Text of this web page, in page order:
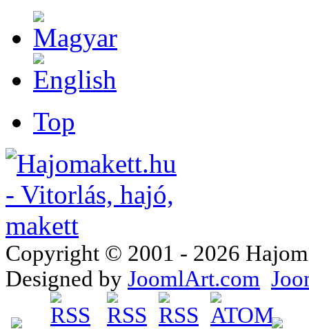
Top
Copyright © 2001 - 2026
Designed by JoomlArt.com